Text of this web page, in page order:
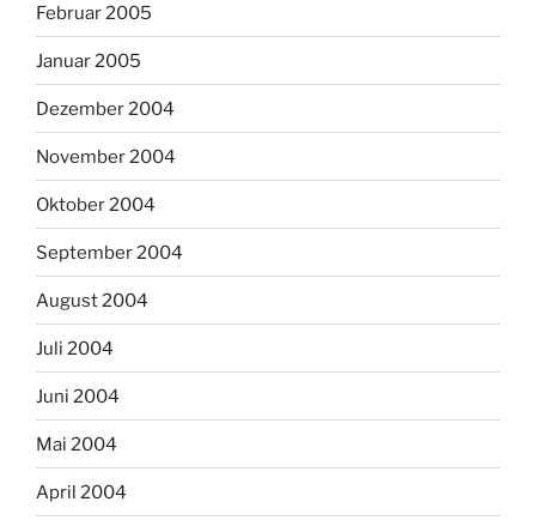
Februar 2005
Januar 2005
Dezember 2004
November 2004
Oktober 2004
September 2004
August 2004
Juli 2004
Juni 2004
Mai 2004
April 2004